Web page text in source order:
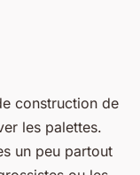
construction de
les palettes.
un peu partout